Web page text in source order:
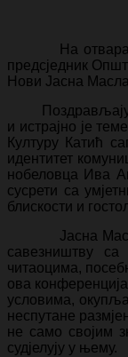
На
предсједник
Нови Јасна
Поздрављајући
и истрајно је
Културу Катић
идентитет
нобеловца Ива
сусрети са
блискости и
Јасна Маслан
савезништву са
читаоцима,
ова
условима,
неспутане
не само својим
судјелују у њему.